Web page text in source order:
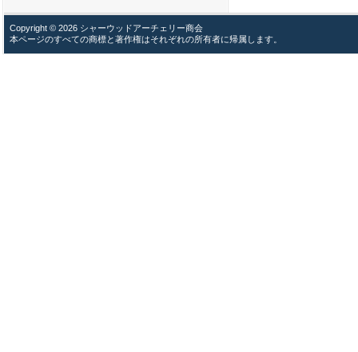
Copyright © 2026 シャーウッドアーチェリー商会
本ページのすべての商標と著作権はそれぞれの所有者に帰属します。